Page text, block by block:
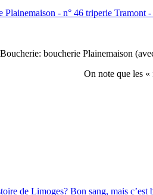
boucherie Plainemaison
On note que les
de Limoges? Bon sang, mais c’est